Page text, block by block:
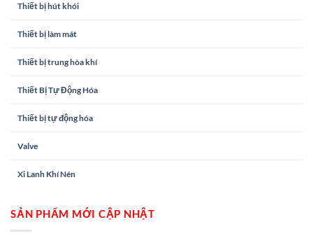
Thiết bị hút khói
Thiết bị làm mát
Thiết bị trung hòa khí
Thiết Bị Tự Động Hóa
Thiết bị tự động hóa
Valve
Xi Lanh Khí Nén
SẢN PHẨM MỚI CẬP NHẬT